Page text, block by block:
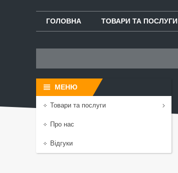
ГОЛОВНА ТОВАРИ ТА ПОСЛУГИ
Товари та послуги
Про нас
Відгуки